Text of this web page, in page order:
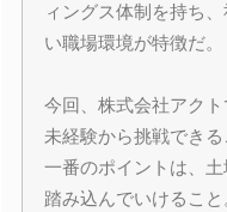
ィングス体制を持ち
い職場環境が特徴だ。
今回、株式会社アクト
未経験から挑戦でき
一番のポイントは、
踏み込んでいけるこ